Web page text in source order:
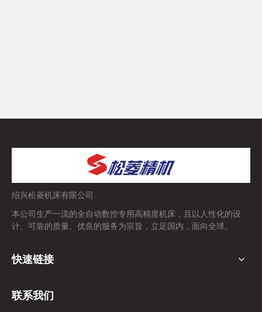
绍兴松菱机床有限公司
本公司生产一流的全自动数控专用高精度机床，且以人性化的设
计、可靠的质量、优良的服务为宗旨，立足国内，面向全球。
快速链接
联系我们